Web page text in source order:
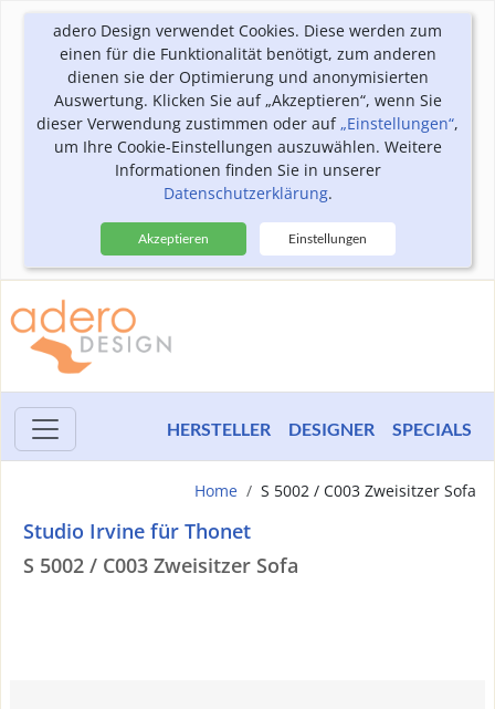
adero Design verwendet Cookies. Diese werden zum
einen für die Funktionalität benötigt, zum anderen
dienen sie der Optimierung und anonymisierten
Auswertung. Klicken Sie auf „Akzeptieren“, wenn Sie
dieser Verwendung zustimmen oder auf„Einstellungen“,
um Ihre Cookie-Einstellungen auszuwählen. Weitere
Informationen finden Sie in unserer
Datenschutzerklärung.
Akzeptieren Einstellungen
HERSTELLER DESIGNER SPECIALS
Home S 5002 / C003 Zweisitzer Sofa
Studio Irvine für Thonet
S 5002 / C003 Zweisitzer Sofa